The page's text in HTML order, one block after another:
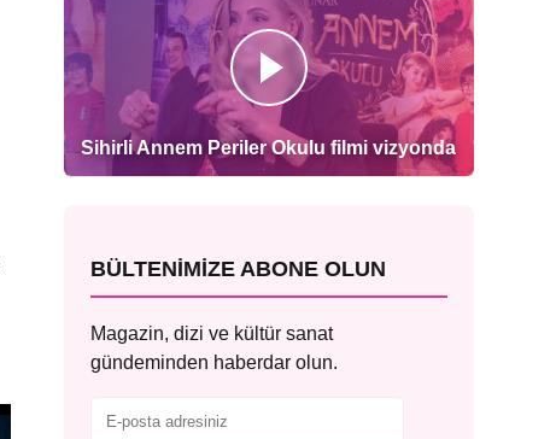
Sihirli Annem Periler Okulu filmi vizyonda
BÜLTENIMIZE ABONE OLUN
Magazin, dizi ve kültür sanat
gündeminden haberdar olun.